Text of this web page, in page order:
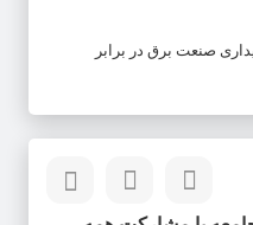
صنعت برق در برابر